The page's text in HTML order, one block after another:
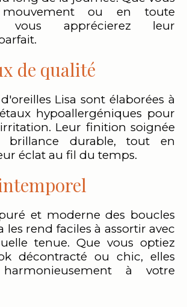
ou en toute
vous apprécierez leur
de qualité
Lisa sont élaborées à
hypoallergéniques pour
Leur finition soignée
brillance durable, tout en
éclat au fil du temps.
et moderne des boucles
les rend faciles à assortir avec
tenue. Que vous optiez
décontracté ou chic, elles
à votre